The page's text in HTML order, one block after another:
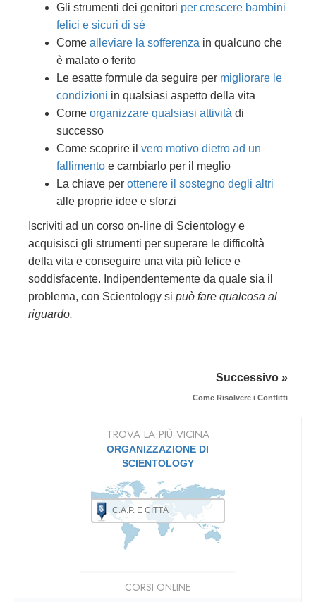
Gli strumenti dei genitori per crescere bambini
felici e sicuri di sé
Come alleviare la sofferenza in qualcuno che
è malato o ferito
Le esatte formule da seguire per migliorare le
condizioni in qualsiasi aspetto della vita
Come organizzare qualsiasi attività di
successo
Come scoprire il vero motivo dietro ad un
fallimento e cambiarlo per il meglio
La chiave per ottenere il sostegno degli altri
alle proprie idee e sforzi
Iscriviti ad un corso on-line di Scientology e
acquisisci gli strumenti per superare le difficoltà
della vita e conseguire una vita più felice e
soddisfacente. Indipendentemente da quale sia il
problema, con Scientology si può fare qualcosa al
riguardo.
Successivo »
Come Risolvere i Conflitti
TROVA LA PIÙ VICINA
ORGANIZZAZIONE DI
SCIENTOLOGY
CORSI ONLINE